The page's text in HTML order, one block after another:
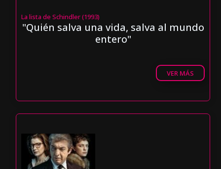
La lista de Schindler (1993)
"Quién salva una vida, salva al mundo
entero"
VER MÁS